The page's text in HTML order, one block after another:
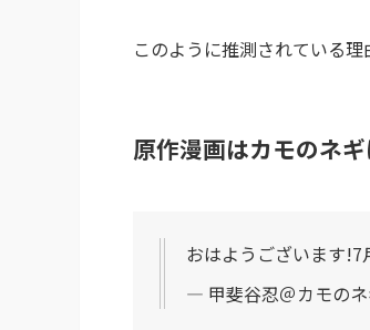
このように推測されている理
原作漫画はカモのネ
おはようございます
— 甲斐谷忍＠カモの